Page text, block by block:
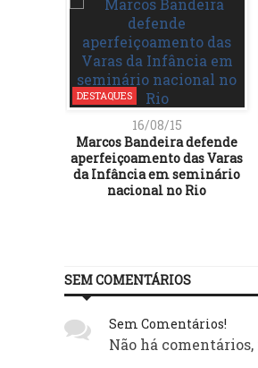
DESTAQUES
16/08/15
Marcos Bandeira defende
aperfeiçoamento das Varas
da Infância em seminário
nacional no Rio
SEM COMENTÁRIOS
Sem Comentários!
Não há